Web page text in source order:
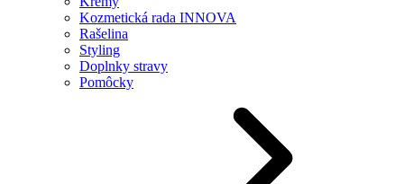
Kozmetická rada INNOVA
Rašelina
Styling
Doplnky stravy
Pomôcky